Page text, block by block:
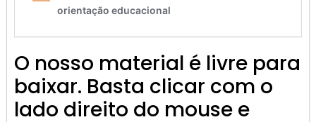
O nosso material é livre para
baixar. Basta clicar com o
lado direito do mouse e